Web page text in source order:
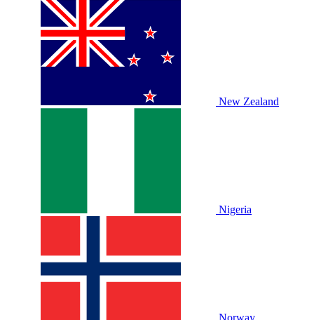
New Zealand
Nigeria
Norway